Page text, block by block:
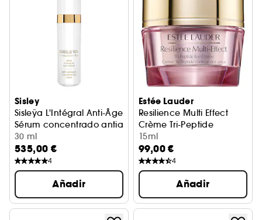
Sisley
Sisleÿa L'Intégral Anti-Âge
Sérum concentrado antiarrugas
30 ml
535,00 €
4
Añadir
Estée Lauder
Resilience Multi Effect
Crème Tri-Peptide
Contorno de ojos
15ml
99,00 €
4
Añadir